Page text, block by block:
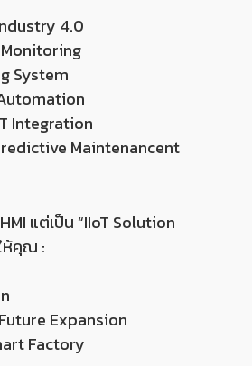
4.0
System
Integration
Maintenancent
แต่เป็น “IIoT Solution
ห้คุณ :
Expansion
Factory